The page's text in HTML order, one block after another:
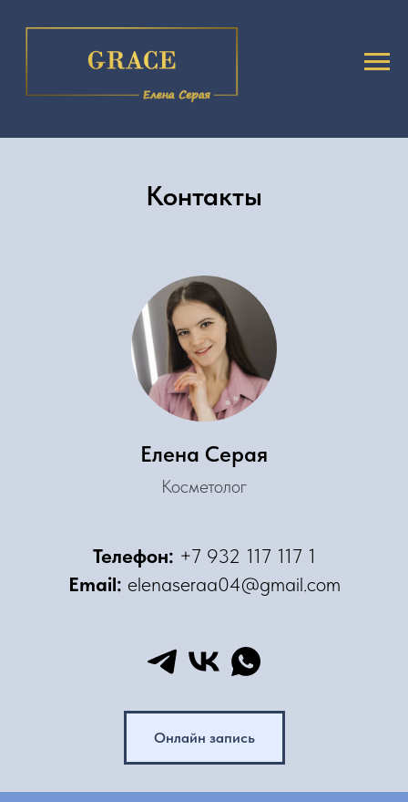
Контакты
Елена Серая
Косметолог
Телефон: +7 932 117 117 1
Email: elenaseraa04@gmail.com
Онлайн запись